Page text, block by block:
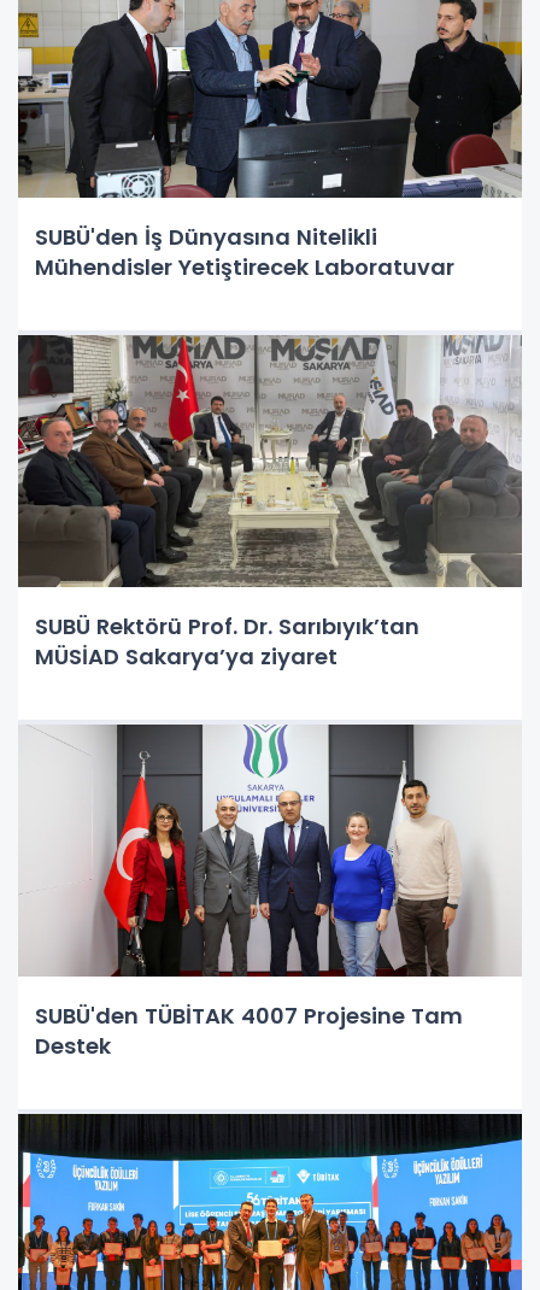
SUBÜ'den İş Dünyasına Nitelikli
Mühendisler Yetiştirecek Laboratuvar
SUBÜ Rektörü Prof. Dr. Sarıbıyık’tan
MÜSİAD Sakarya’ya ziyaret
SUBÜ'den TÜBİTAK 4007 Projesine Tam
Destek